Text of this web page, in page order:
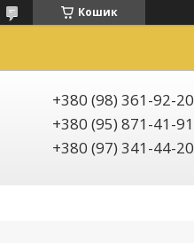
Кошик
+380 (98) 361-92-20
+380 (95) 871-41-91
+380 (97) 341-44-20